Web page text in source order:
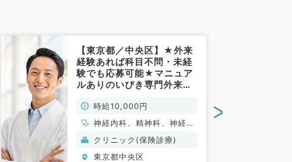
【東京都／中央区】★外来
経験あれば科目不問・未経
験でも応募可能★マニュア
ルありのいびき専門外来案
務◎時給1万円（科目不問／
非常勤）
時給10,000円
神経内科、精神科、神経
科、アレルギー科、リウマ
チ科、小児科、整形外科、
形成外科、美容外科、脳神
クリニック(保険診療)
東京都中央区
>